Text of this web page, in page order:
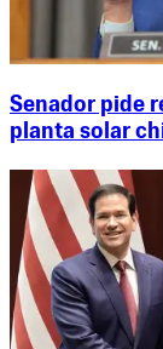
Senador pide
planta solar